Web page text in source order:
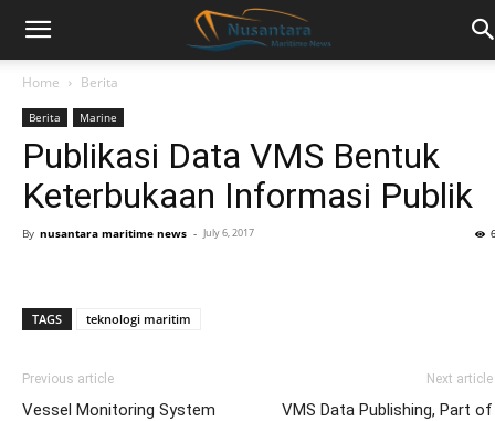
Home Berita
Berita Marine
Publikasi Data VMS Bentuk
Keterbukaan Informasi Publik
By nusantara maritime news - July 6, 2017
TAGS teknologi maritim
Previous article
Vessel Monitoring System
Next article
VMS Data Publishing, Part of